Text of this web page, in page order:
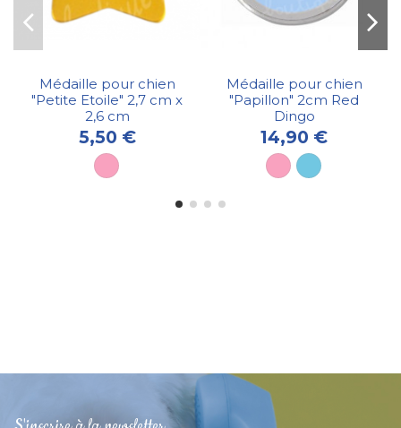
Médaille pour chien
"Petite Etoile" 2,7 cm x
2,6 cm
5,50 €
Médaille pour chien
"Papillon" 2cm Red
Dingo
14,90 €